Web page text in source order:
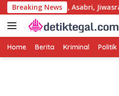
Langsung
ke
konten
Breaking News
Korupsi PLN, Asabri,
Home Berita Kriminal Politik